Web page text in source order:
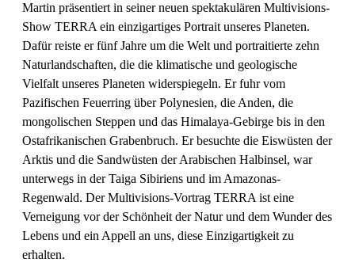
Martin präsentiert in seiner neuen spektakulären Multivisions-
Show TERRA ein einzigartiges Portrait unseres Planeten.
Dafür reiste er fünf Jahre um die Welt und portraitierte zehn
Naturlandschaften, die die klimatische und geologische
Vielfalt unseres Planeten widerspiegeln. Er fuhr vom
Pazifischen Feuerring über Polynesien, die Anden, die
mongolischen Steppen und das Himalaya-Gebirge bis in den
Ostafrikanischen Grabenbruch. Er besuchte die Eiswüsten der
Arktis und die Sandwüsten der Arabischen Halbinsel, war
unterwegs in der Taiga Sibiriens und im Amazonas-
Regenwald. Der Multivisions-Vortrag TERRA ist eine
Verneigung vor der Schönheit der Natur und dem Wunder des
Lebens und ein Appell an uns, diese Einzigartigkeit zu
erhalten.